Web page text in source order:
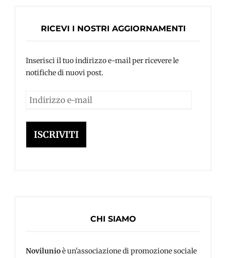
RICEVI I NOSTRI AGGIORNAMENTI
Inserisci il tuo indirizzo e-mail per ricevere le
notifiche di nuovi post.
Indirizzo
mail
ISCRIVITI
CHI SIAMO
Novilunioè un'associazione di promozione sociale